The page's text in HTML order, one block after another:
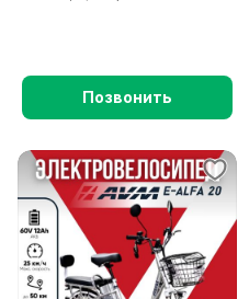
Позвонить